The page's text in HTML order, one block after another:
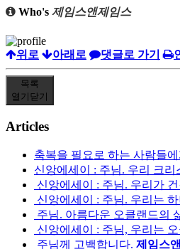
Who's 제임스앤제임스
위로 아래로 댓글로 가기
목록
열기 닫기
Articles
축복을 필요로 하는 사람들
신앙에세이 : 주님. 우리 크
신앙에세이 : 주님. 우리가
신앙에세이 : 주님. 우리는
주님. 아름다운 오클랜드의
신앙에세이 : 주님, 우리는
주님께 고백합니다. 제임스